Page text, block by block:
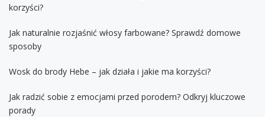
korzyści?
Jak naturalnie rozjaśnić włosy farbowane? Sprawdź domowe
sposoby
Wosk do brody Hebe – jak działa i jakie ma korzyści?
Jak radzić sobie z emocjami przed porodem? Odkryj kluczowe
porady